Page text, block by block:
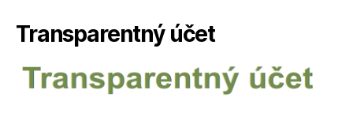
Transparentný účet